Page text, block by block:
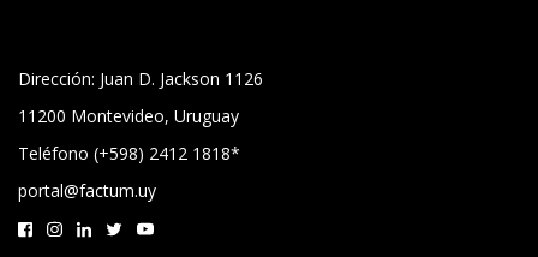
Dirección: Juan D. Jackson 1126
11200 Montevideo, Uruguay
Teléfono (+598) 2412 1818*
portal@factum.uy